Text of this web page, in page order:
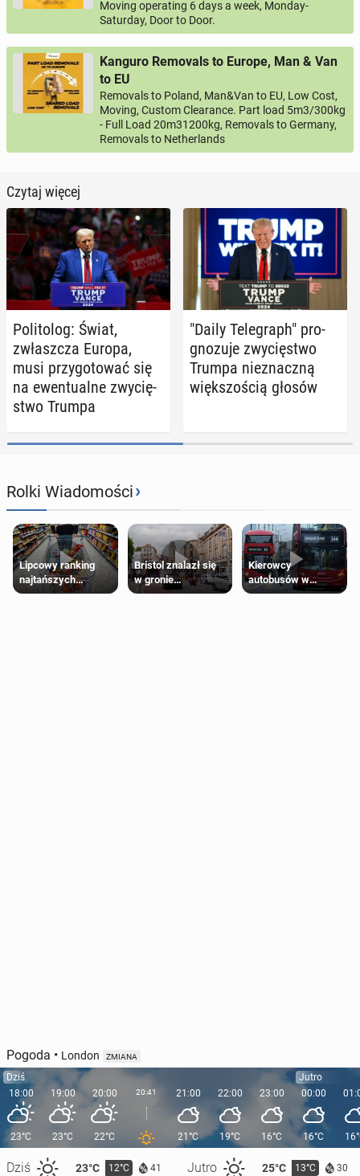
Moving operating 6 days a week, Monday-
Saturday, Door to Door.
Kanguro Removals to Europe, Man & Van
to EU
Removals to Poland, Man&Van to EU, Low Cost,
Moving, Custom Clearance. Part load 5m3/300kg
- Full Load 20m31200kg, Removals to Germany,
Removals to Netherlands
Czytaj więcej
Po­li­to­log: Świat,
zwłasz­cza Europa,
musi przy­go­to­wać się
na ewen­tu­al­ne zwy­cię­
stwo Trumpa
"Daily Te­le­graph" pro­
gno­zu­je zwy­cię­stwo
Trumpa nie­znacz­ną
więk­szo­ścią głosów
Rolki Wiadomości›
Lipcowy ranking
najtańszych
supermarketów
Bristol znalazł się
w gronie
najlepszych
Kierowcy
autobusów w
Londynie
Pogoda • London ZMIANA
Dziś
18:00
23°C
Dziś 23°C 12°C 41 Jutro 25°C 13°C 30
19:00
23°C
20:00
22°C
20:41 21:00
21°C
22:00
19°C
23:00
16°C
Jutro
00:00
16°C